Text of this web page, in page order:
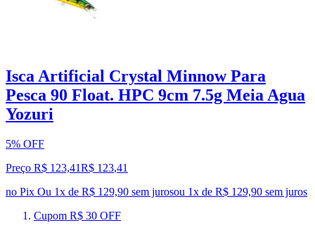
Isca Artificial Crystal Minnow Para
Pesca 90 Float. HPC 9cm 7.5g Meia Agua
Yozuri
5% OFF
Preço R$ 123,41R$ 123,41
no Pix Ou 1x de R$ 129,90 sem jurosou 1x de R$ 129,90 sem juros
Cupom R$ 30 OFF